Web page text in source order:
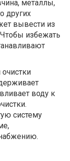
металлы,
других
вывести из
избежать
воду к
систему